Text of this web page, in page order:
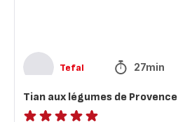
Tefal 27min
Tian aux légumes de Provence